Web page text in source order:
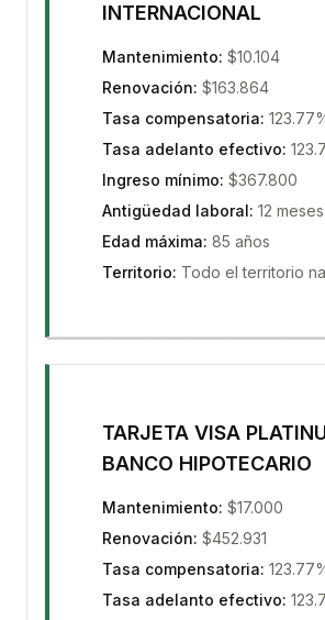
INTERNACIONAL
Mantenimiento: $10.104
Renovación: $163.864
Tasa compensatoria:
Tasa adelanto efectivo:
Ingreso mínimo: $367.800
Antigüedad laboral: 12 meses
Edad máxima: 85 años
Territorio: Todo el territorio
TARJETA VISA
BANCO HIPOTECARIO
Mantenimiento: $17.000
Renovación: $452.931
Tasa compensatoria:
Tasa adelanto efectivo: